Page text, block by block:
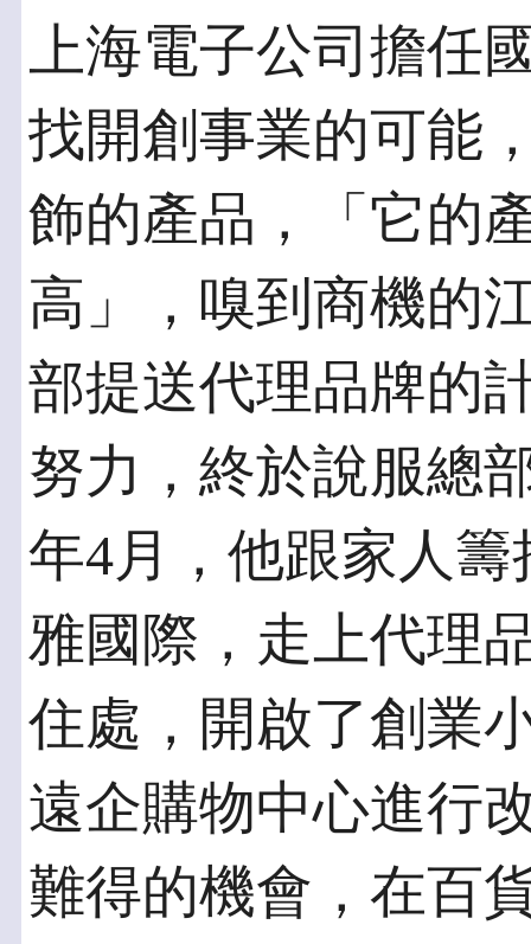
上海電子公司擔任
找開創事業的可能
飾的產品，「它的
高」，嗅到商機的
部提送代理品牌的
努力，終於說服總
年4月，他跟家人
雅國際，走上代理
住處，開啟了創業
遠企購物中心進行
難得的機會，在百